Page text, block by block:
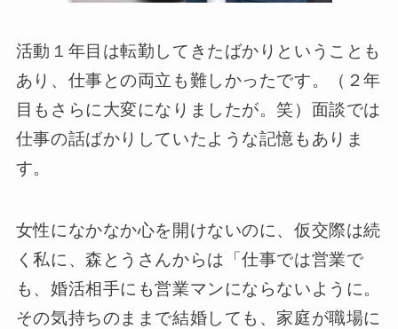
活動１年目は転勤してきたばかりということも
あり、仕事との両立も難しかったです。（２年
目もさらに大変になりましたが。笑）面談では
仕事の話ばかりしていたような記憶もありま
す。
女性になかなか心を開けないのに、仮交際は続
く私に、森とうさんからは「仕事では営業で
も、婚活相手にも営業マンにならないように。
その気持ちのままで結婚しても、家庭が職場に